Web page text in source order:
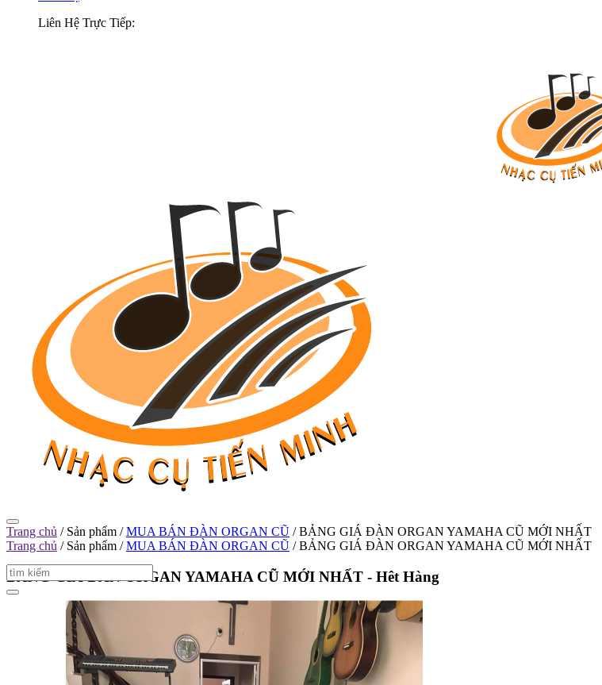
Liên Hệ Trực Tiếp:
Trang chủ / Sản phẩm / MUA BÁN ĐÀN ORGAN CŨ / BẢNG GIÁ ĐÀN ORGAN YAMAHA CŨ MỚI NHẤT
Trang chủ / Sản phẩm / MUA BÁN ĐÀN ORGAN CŨ / BẢNG GIÁ ĐÀN ORGAN YAMAHA CŨ MỚI NHẤT
BẢNG GIÁ ĐÀN ORGAN YAMAHA CŨ MỚI NHẤT - Hêt Hàng